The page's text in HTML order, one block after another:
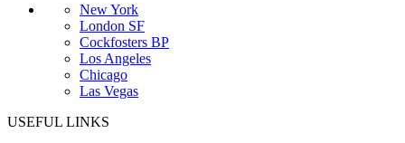
New York
London SF
Cockfosters BP
Los Angeles
Chicago
Las Vegas
USEFUL LINKS